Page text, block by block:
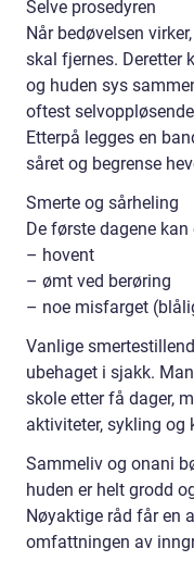
Selve prosedyren
Når bedøvelsen
skal fjernes. Deretter
og huden sys
oftest
Etterpå legges en
såret og begrense
Smerte og sårheling
De første dagene
– hovent
– ømt ved berøring
– noe misfarget
Vanlige
ubehaget i sjakk.
skole etter få dager,
aktiviteter, sykling og
Sammeliv og onani
huden er helt grodd
Nøyaktige råd får en
omfattningen av